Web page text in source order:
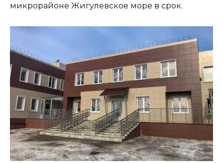
микрорайоне Жигулевское море в срок.